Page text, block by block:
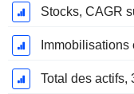
Stocks, CAGR
Total des actifs,